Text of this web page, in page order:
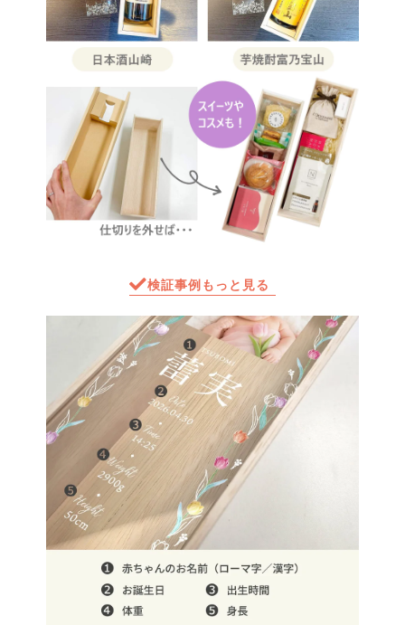
検証事例もっと見る